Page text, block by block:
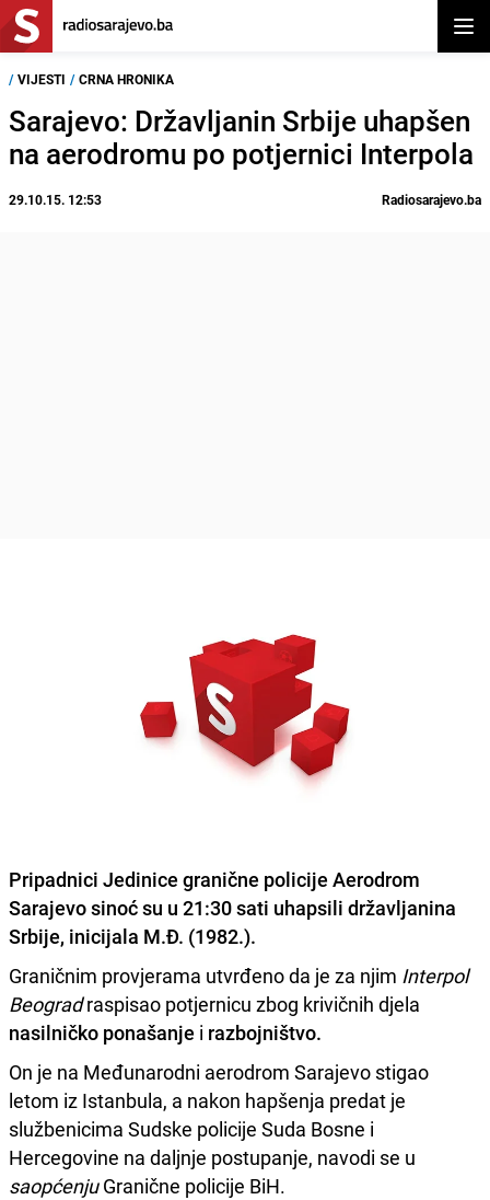
/ VIJESTI / CRNA HRONIKA
Sarajevo: Državljanin Srbije uhapšen
na aerodromu po potjernici Interpola
29.10.15. 12:53 Radiosarajevo.ba
Pripadnici Jedinice granične policije Aerodrom
Sarajevo sinoć su u 21:30 sati uhapsili državljanina
Srbije, inicijala M.Đ. (1982.).
Graničnim provjerama utvrđeno da je za njim Interpol
Beogradraspisao potjernicu zbog krivičnih djela
nasilničko ponašanje i razbojništvo.
On je na Međunarodni aerodrom Sarajevo stigao
letom iz Istanbula, a nakon hapšenja predat je
službenicima Sudske policije Suda Bosne i
Hercegovine na daljnje postupanje, navodi se u
saopćenjuGranične policije BiH.